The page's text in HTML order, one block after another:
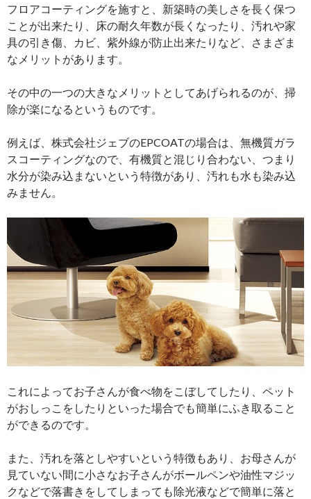
フロアコーティングを施すと、新築時の美しさを長く保つ
ことが出来たり、床の耐久年数が長くなったり、汚れや家
具の引き傷、カビ、紫外線が防止出来たりなど、さまざま
なメリットがあります。
その中の一つの大きなメリットとしてあげられるのが、掃
除が楽になるというものです。
例えば、株式会社ジェブのEPCOATの場合は、無機質ガラ
スコーティングなので、有機質と混じり合わない、つまり
水分が染み込まないという特徴があり、汚れも水も染み込
みません。
これによってお子さんが食べ物をこぼしてしたり、ペット
がおしっこをしたりといった場合でも簡単にふき取ること
ができるのです。
また、汚れを落としやすいという特徴もあり、お母さんが
見ていない間に小さなお子さんがボールペンや油性マジッ
クなどで落書きをしてしまっても除光液などで簡単に落と